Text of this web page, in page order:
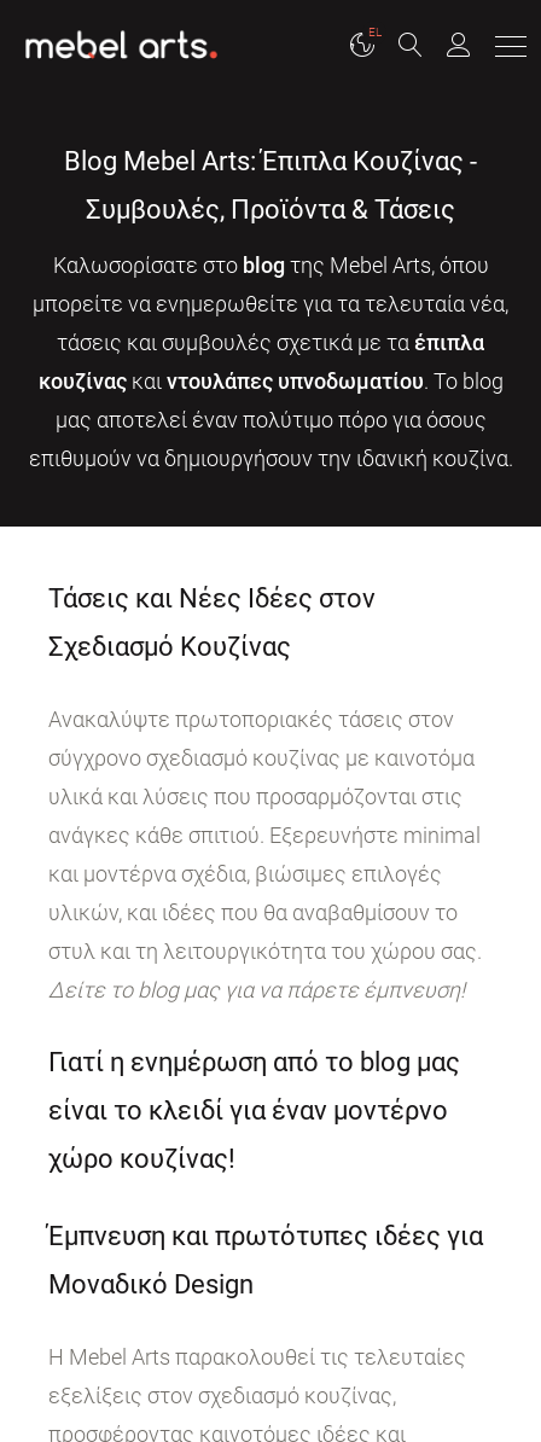
EL
Blog Mebel Arts: Έπιπλα Κουζίνας -
Συμβουλές, Προϊόντα & Τάσεις
Καλωσορίσατε στο blogτης Mebel Arts, όπου
μπορείτε να ενημερωθείτε για τα τελευταία νέα,
τάσεις και συμβουλές σχετικά με τα έπιπλα
κουζίναςκαι ντουλάπες υπνοδωματίου. Το blog
μας αποτελεί έναν πολύτιμο πόρο για όσους
επιθυμούν να δημιουργήσουν την ιδανική κουζίνα.
Τάσεις και Νέες Ιδέες στον
Σχεδιασμό Κουζίνας
Ανακαλύψτε πρωτοποριακές τάσεις στον
σύγχρονο σχεδιασμό κουζίνας με καινοτόμα
υλικά και λύσεις που προσαρμόζονται στις
ανάγκες κάθε σπιτιού. Εξερευνήστε minimal
και μοντέρνα σχέδια, βιώσιμες επιλογές
υλικών, και ιδέες που θα αναβαθμίσουν το
στυλ και τη λειτουργικότητα του χώρου σας.
Δείτε το blog μας για να πάρετε έμπνευση!
Γιατί η ενημέρωση από το blog μας
είναι το κλειδί για έναν μοντέρνο
χώρο κουζίνας!
Έμπνευση και πρωτότυπες ιδέες για
Μοναδικό Design
Η Mebel Arts παρακολουθεί τις τελευταίες
εξελίξεις στον σχεδιασμό κουζίνας,
προσφέροντας καινοτόμες ιδέες και